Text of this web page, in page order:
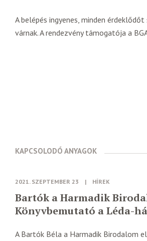
A belépés ingyenes, minden
várnak. A rendezvény támogatója a
KAPCSOLODÓ ANYAGOK
2021. SZEPTEMBER 23 | HÍREK
Bartók a Harmadik
Könyvbemutató a Léda-
A Bartók Béla a Harmadik Birodalom